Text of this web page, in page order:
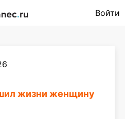
Войти
жизни женщину